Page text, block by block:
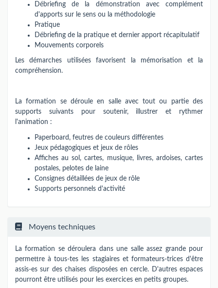
Débriefing de la démonstration avec complément
d'apports sur le sens ou la méthodologie
Pratique
Débriefing de la pratique et dernier apport récapitulatif
Mouvements corporels
Les démarches utilisées favorisent la mémorisation et la
compréhension.
La formation se déroule en salle avec tout ou partie des
supports suivants pour soutenir, illustrer et rythmer
l'animation :
Paperboard, feutres de couleurs différentes
Jeux pédagogiques et jeux de rôles
Affiches au sol, cartes, musique, livres, ardoises, cartes
postales, pelotes de laine
Consignes détaillées de jeux de rôle
Supports personnels d'activité
Moyens techniques
La formation se déroulera dans une salle assez grande pour
permettre à tous-tes les stagiaires et formateurs-trices d'être
assis-es sur des chaises disposées en cercle. D'autres espaces
pourront être utilisés pour les exercices en petits groupes.